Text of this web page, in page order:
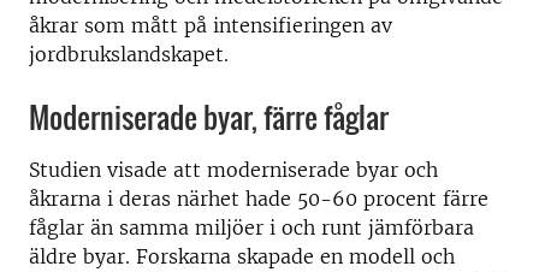
åkrar som mått på intensifieringen av
jordbrukslandskapet.
Moderniserade byar, färre fåglar
Studien visade att moderniserade byar och
åkrarna i deras närhet hade 50-60 procent färre
fåglar än samma miljöer i och runt jämförbara
äldre byar. Forskarna skapade en modell och